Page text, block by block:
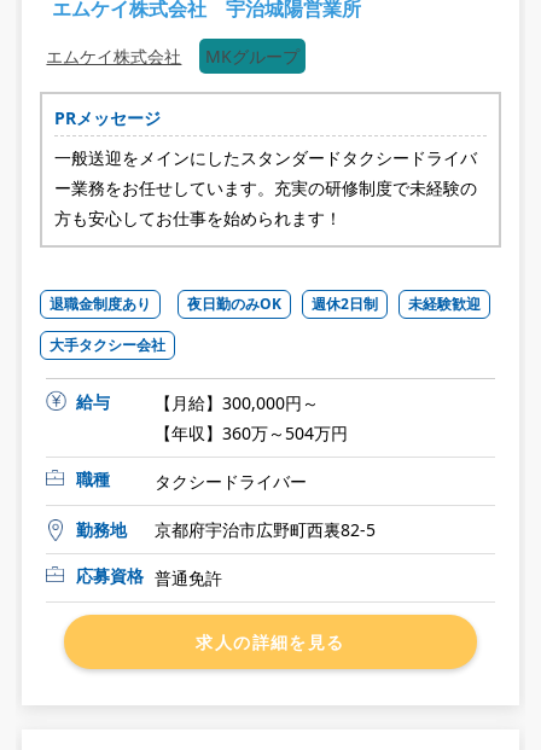
エムケイ株式会社 宇治城陽営業所
エムケイ株式会社 MKグループ
PRメッセージ
一般送迎をメインにしたスタンダードタクシードライバ
ー業務をお任せしています。充実の研修制度で未経験の
方も安心してお仕事を始められます！
退職金制度あり 夜日勤のみOK 週休2日制
未経験歓迎
大手タクシー会社
給与
【月給】300,000円～
【年収】360万～504万円
職種
タクシードライバー
勤務地
京都府宇治市広野町西裏82-5
応募資格 普通免許
求人の詳細を見る